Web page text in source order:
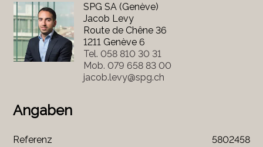
SPG SA (Genève)
Jacob Levy
Route de Chêne 36
1211 Genève 6
Tel. 058 810 30 31
Mob. 079 658 83 00
jacob.levy@spg.ch
Angaben
Referenz 5802458